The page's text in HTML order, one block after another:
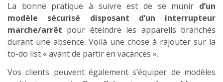
La bonne pratique à suivre est de se munir d’un
modèle sécurisé disposant d’un interrupteur
marche/arrêt pour éteindre les appareils branchés
durant une absence. Voilà une chose à rajouter sur la
to-do list « avant de partir en vacances ».
Vos clients peuvent également s’équiper de modèles